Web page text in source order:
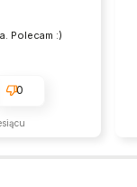
Polecam :)
0